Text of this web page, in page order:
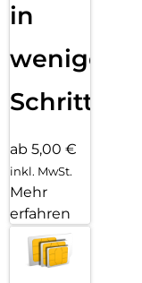
in
wenigen
Schritten
ab 5,00 €
inkl. MwSt.
Mehr
erfahren